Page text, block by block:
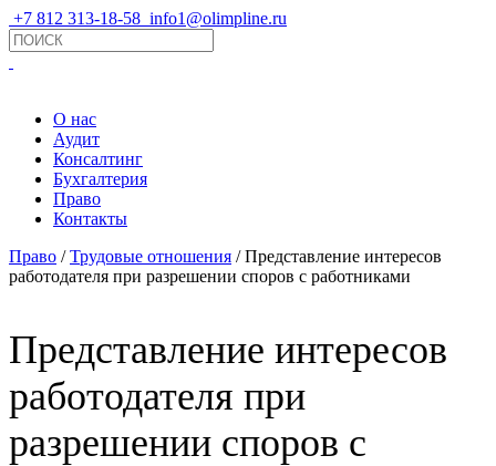
+7 812 313-18-58 info1@olimpline.ru
О нас
Аудит
Консалтинг
Бухгалтерия
Право
Контакты
Право /Трудовые отношения / Представление интересов
работодателя при разрешении споров с работниками
Представление интересов
работодателя при
разрешении споров с